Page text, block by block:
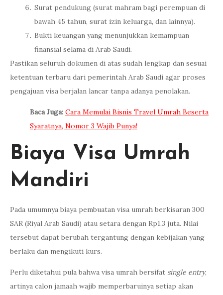
Surat pendukung (surat mahram bagi perempuan di
bawah 45 tahun, surat izin keluarga, dan lainnya).
Bukti keuangan yang menunjukkan kemampuan
finansial selama di Arab Saudi.
Pastikan seluruh dokumen di atas sudah lengkap dan sesuai
ketentuan terbaru dari pemerintah Arab Saudi agar proses
pengajuan visa berjalan lancar tanpa adanya penolakan.
Baca Juga: Cara Memulai Bisnis Travel Umrah Beserta
Syaratnya, Nomor 3 Wajib Punya!
Biaya Visa Umrah
Mandiri
Pada umumnya biaya pembuatan visa umrah berkisaran 300
SAR (Riyal Arab Saudi) atau setara dengan Rp1,3 juta. Nilai
tersebut dapat berubah tergantung dengan kebijakan yang
berlaku dan mengikuti kurs.
Perlu diketahui pula bahwa visa umrah bersifat single entry,
artinya calon jamaah wajib memperbaruinya setiap akan